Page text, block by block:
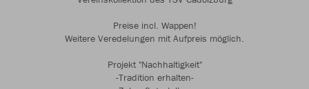
Preise incl. Wappen!
Weitere Veredelungen mit Aufpreis möglich.
Projekt "Nachhaltigkeit"
-Tradition erhalten-